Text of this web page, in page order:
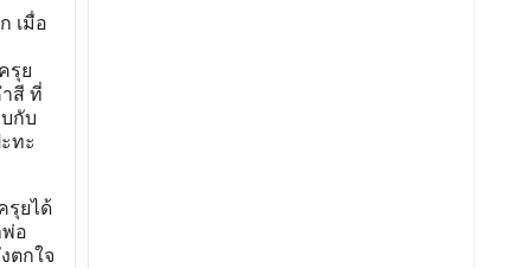
เมื่อ
รุย
สี ที่
กับ
ทะ
รุยได้
พ่อ
ตกใจ